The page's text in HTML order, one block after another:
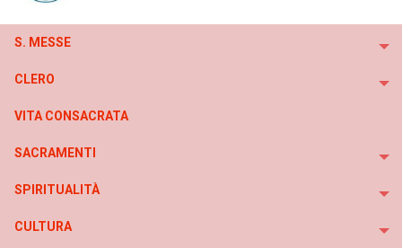
S. MESSE
CLERO
VITA CONSACRATA
SACRAMENTI
SPIRITUALITÀ
CULTURA